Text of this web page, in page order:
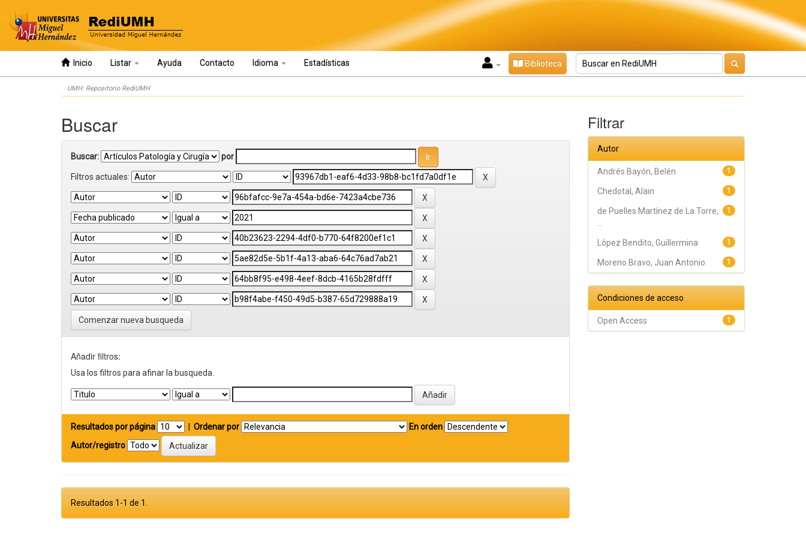
Inicio Listar Ayuda Contacto Idioma Estadísticas Biblioteca
UMH: Repositorio RediUMH
Buscar
Buscar: por
Filtros actuales:
Comenzar nueva busqueda
Añadir filtros:
Usa los filtros para afinar la busqueda.
Resultados por página Ordenar por
En orden
Autor/registro
Resultados 1-1 de 1.
Filtrar
Autor
1
Andrés Bayón, Belén
1
Chedotal, Alain
1
de Puelles Martínez de La Torre,
1
López Bendito, Guillermina
1
Moreno Bravo, Juan Antonio
Condiciones de acceso
1
Open Access